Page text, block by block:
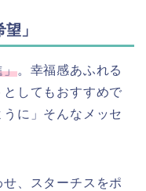
」
」。幸福感あふれる
してもおすすめで
に」そんなメッセ
、スターチスをポ